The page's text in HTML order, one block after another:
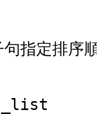
指定排序